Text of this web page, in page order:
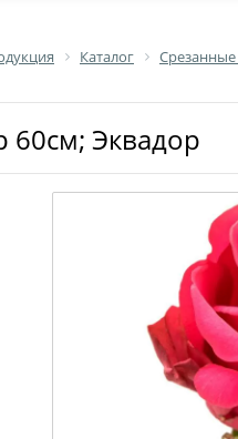
Каталог
60см; Эквадор